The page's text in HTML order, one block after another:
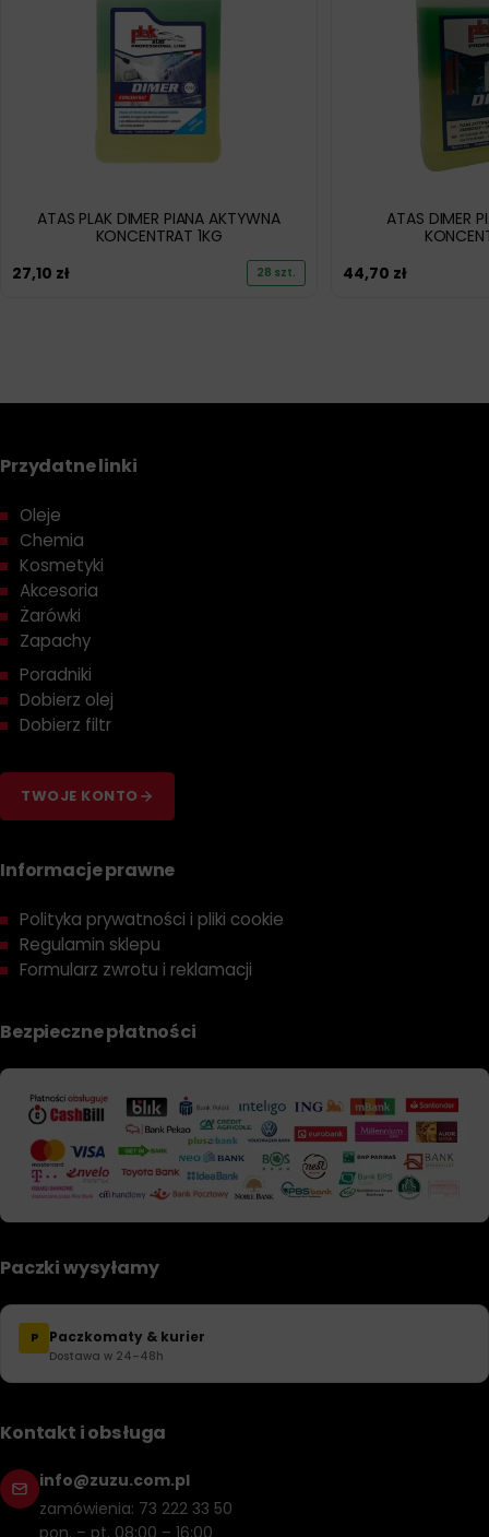
ATAS PLAK DIMER PIANA AKTYWNA
KONCENTRAT 1KG
27,10 zł 28 szt.
ATAS DIMER
44,70 zł
Przydatne linki
Oleje
Chemia
Kosmetyki
Akcesoria
Żarówki
Zapachy
Poradniki
Dobierz olej
Dobierz filtr
TWOJE KONTO
Informacje prawne
Polityka prywatności i pliki cookie
Regulamin sklepu
Formularz zwrotu i reklamacji
Bezpieczne płatności
Paczki wysyłamy
P Paczkomaty & kurier
Dostawa w 24–48h
Kontakt i obsługa
info@zuzu.com.pl
zamówienia: 73 222 33 50
pon. – pt. 08:00 – 16:00